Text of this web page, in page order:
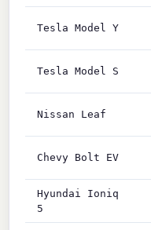
Tesla Model Y
Tesla Model S
Nissan Leaf
Chevy Bolt EV
Hyundai Ioniq
5